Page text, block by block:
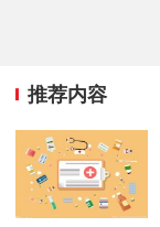
推荐内容